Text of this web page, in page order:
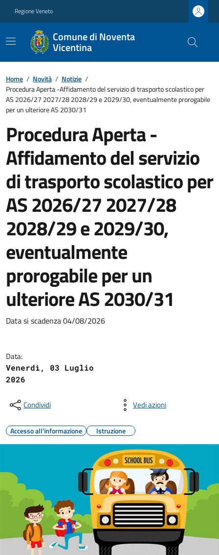
Regione Veneto
Comune di Noventa
Vicentina
Home / Novità / Notizie /
Procedura Aperta -Affidamento del servizio di trasporto scolastico per
AS 2026/27 2027/28 2028/29 e 2029/30, eventualmente prorogabile
per un ulteriore AS 2030/31
Procedura Aperta -
Affidamento del servizio
di trasporto scolastico per
AS 2026/27 2027/28
2028/29 e 2029/30,
eventualmente
prorogabile per un
ulteriore AS 2030/31
Data si scadenza 04/08/2026
Data:
Venerdì, 03 Luglio
2026
Condividi Vedi azioni
Accesso all'informazione Istruzione